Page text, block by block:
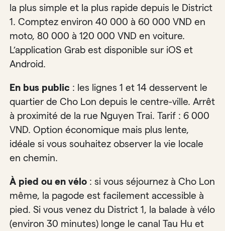
la plus simple et la plus rapide depuis le District
1. Comptez environ 40 000 à 60 000 VND en
moto, 80 000 à 120 000 VND en voiture.
L’application Grab est disponible sur iOS et
Android.
En bus public : les lignes 1 et 14 desservent le
quartier de Cho Lon depuis le centre-ville. Arrêt
à proximité de la rue Nguyen Trai. Tarif : 6 000
VND. Option économique mais plus lente,
idéale si vous souhaitez observer la vie locale
en chemin.
À pied ou en vélo : si vous séjournez à Cho Lon
même, la pagode est facilement accessible à
pied. Si vous venez du District 1, la balade à vélo
(environ 30 minutes) longe le canal Tau Hu et